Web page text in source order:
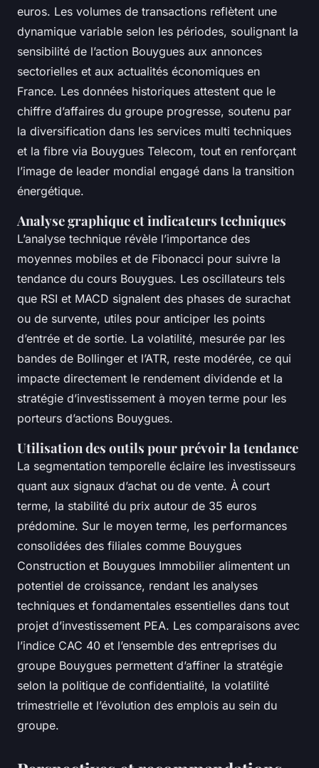
euros. Les volumes de transactions reflètent une
dynamique variable selon les périodes, soulignant la
sensibilité de l’action Bouygues aux annonces
sectorielles et aux actualités économiques en
France. Les données historiques attestent que le
chiffre d’affaires du groupe progresse, soutenu par
la diversification dans les services multi techniques
et la fibre via Bouygues Telecom, tout en renforçant
l’image de leader mondial engagé dans la transition
énergétique.
Analyse graphique et indicateurs techniques
L’analyse technique révèle l’importance des
moyennes mobiles et de Fibonacci pour suivre la
tendance du cours Bouygues. Les oscillateurs tels
que RSI et MACD signalent des phases de surachat
ou de survente, utiles pour anticiper les points
d’entrée et de sortie. La volatilité, mesurée par les
bandes de Bollinger et l’ATR, reste modérée, ce qui
impacte directement le rendement dividende et la
stratégie d’investissement à moyen terme pour les
porteurs d’actions Bouygues.
Utilisation des outils pour prévoir la tendance
La segmentation temporelle éclaire les investisseurs
quant aux signaux d’achat ou de vente. À court
terme, la stabilité du prix autour de 35 euros
prédomine. Sur le moyen terme, les performances
consolidées des filiales comme Bouygues
Construction et Bouygues Immobilier alimentent un
potentiel de croissance, rendant les analyses
techniques et fondamentales essentielles dans tout
projet d’investissement PEA. Les comparaisons avec
l’indice CAC 40 et l’ensemble des entreprises du
groupe Bouygues permettent d’affiner la stratégie
selon la politique de confidentialité, la volatilité
trimestrielle et l’évolution des emplois au sein du
groupe.